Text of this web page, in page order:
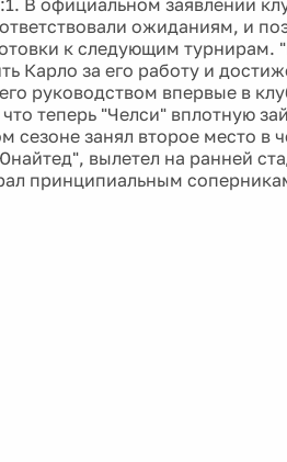
ожиданиям, и
к следующим турнирам.
Карло за его работу и
руководством впервые в
теперь "Челси" вплотную
сезоне занял второе место в
вылетел на ранней
принципиальным